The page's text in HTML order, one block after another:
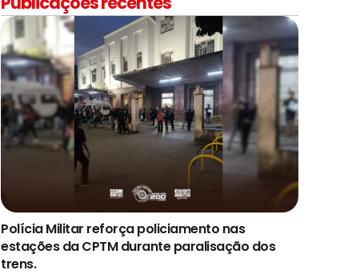
Polícia Militar reforça policiamento nas
estações da CPTM durante paralisação dos
trens.